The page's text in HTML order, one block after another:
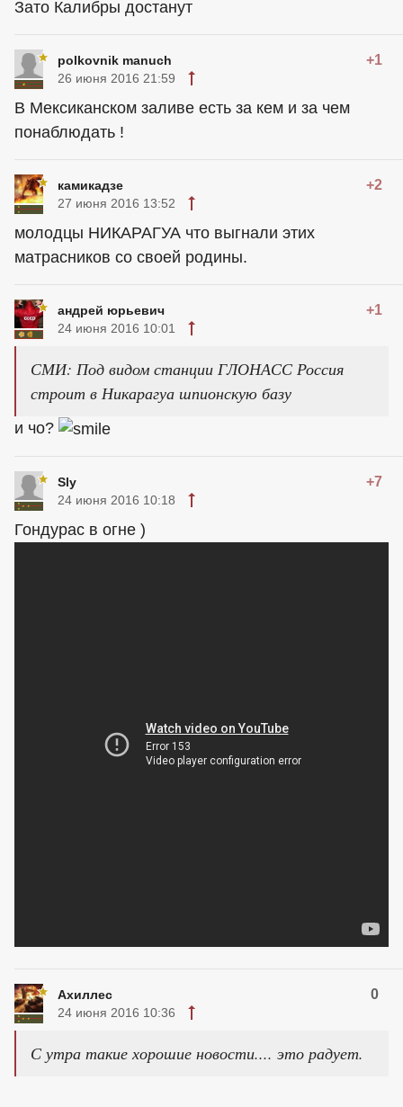
Зато Калибры достанут
polkovnik manuch +1
26 июня 2016 21:59
В Мексиканском заливе есть за кем и за чем
понаблюдать !
камикадзе +2
27 июня 2016 13:52
молодцы НИКАРАГУА что выгнали этих
матрасников со своей родины.
андрей юрьевич +1
24 июня 2016 10:01
СМИ: Под видом станции ГЛОНАСС Россия
строит в Никарагуа шпионскую базу
и чо?
Sly +7
24 июня 2016 10:18
Гондурас в огне )
Ахиллес 0
24 июня 2016 10:36
С утра такие хорошие новости.... это радует.